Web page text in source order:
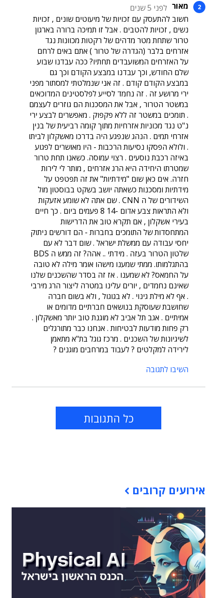
מאור לפני 5 שנים
חשוב להתעסק עם זכויות של מיעוטים שונים , זכויות
נשים , זכויות להטבים . אבל זו תמיכה ברורה בארגון
טרור שתחת מטר מדהים של רקטות מכוונות נגד
אזרחים בלבר (הגדרה של טרור ) אתם באים לרחם
על האזרחים המשועבדים תחתיו? ככה עבדנו שבוע
שלם החודש, וכך עבדנו במבצע הקודם וכך גם
במבצע הקודם קודם . זה אני שנמלטתי למסתור מפני
ירי מרושע זה . זה נחמד לסייע לפלסטינים המדוכאים
במשטר הטרור , אבל את המסכנות הם גוזרים לעצמם
. תומכים במשטר זה ללא פקפוק . מאפשרים לבצע ירי
נ"ט נגד מכוניות אזרחיות מתוך קומה רביעית של בנין
אזרחי תמים . הנהג שנפגע היה בדרכו מאשקלון לביתו
. ולולא הפסקו נסיעות הרכבות - היו מאושרים לפגוע
באיזה רכבת נוסעים . רצוי עמוסה. כשאנו תחת טרור
שמטרתו היחידה היא הרג אזרחים , מותר לי לירות
חזרה. אים כאן שום "מידתיות" את זה תפטפט על
מידתיות ומסכנות כשאתה יושב בשקט בבוסטון מול
השידורים של ה CNN . שם אתה לא שומע אזעקות
ולא התראות צבע אדום -14 8 פעמים ביום . כך חיים
בעירי אשקלון , אם תקרא טוב את הדרישות
המתחסדות של התומכים בחברות - הם דורשים ניתוק
יחסי עבודה עם ממשלת ישראל . שום דבר לא עם
שלטון הטרור בעזה . מידתי .. אהה? זה ממש ה BDS
בהתגלמותו. ממתי שמענו מישהו אומר מילה לא טובה
על החמאס? לא שמענו . אז זה בסדר שהשכנים שלנו
שאינם נחמדים , יורים עלינו במטרה ליצור הרג מירבי
. אף לא מילת גינוי . לא בגוגול , ולא בשום חברה
שחושבת שעוסקת בנושאים חברתיים מדומים או
אמיתיים . אגב תל אביב לא מוגנת טוב יותר מאשקלון .
רק פחות מודעות לבטיחות . אנחנו כבר מתורגלים
לשיגיונות של השכנים . מרכז גוגל בת"א מתאמן
לירידה למקלטים ? לעבוד במרחבים מוגנים ?
השיבו לתגובה
כל התגובות
אירועים קרובים